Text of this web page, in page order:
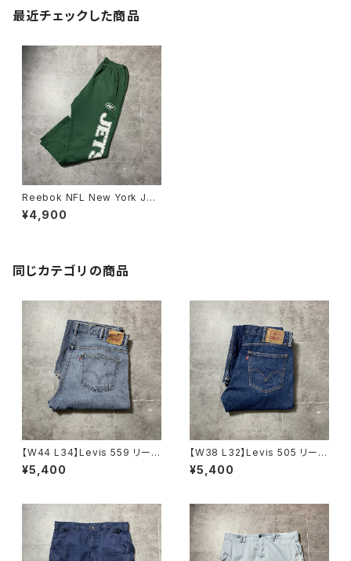
最近チェックした商品
Reebok NFL New York Jet
s リーボック ニューヨークジェ
ッツ プリント グリーン スウ
¥4,900
同じカテゴリの商品
【W44 L34】Levis 559 リーバ
イス ジッパーフライ ルーズス
トレート 極太シルエット デニ
¥5,400
【W38 L32】Levis 505 リーバ
イス ジッパーフライ ストレー
トフィット デニムパンツ ジー
¥5,400